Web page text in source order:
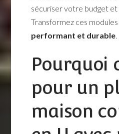
sécuriser votre budget et
Transformez ces modules
performant et durable
Pourquoi
pour un
maison